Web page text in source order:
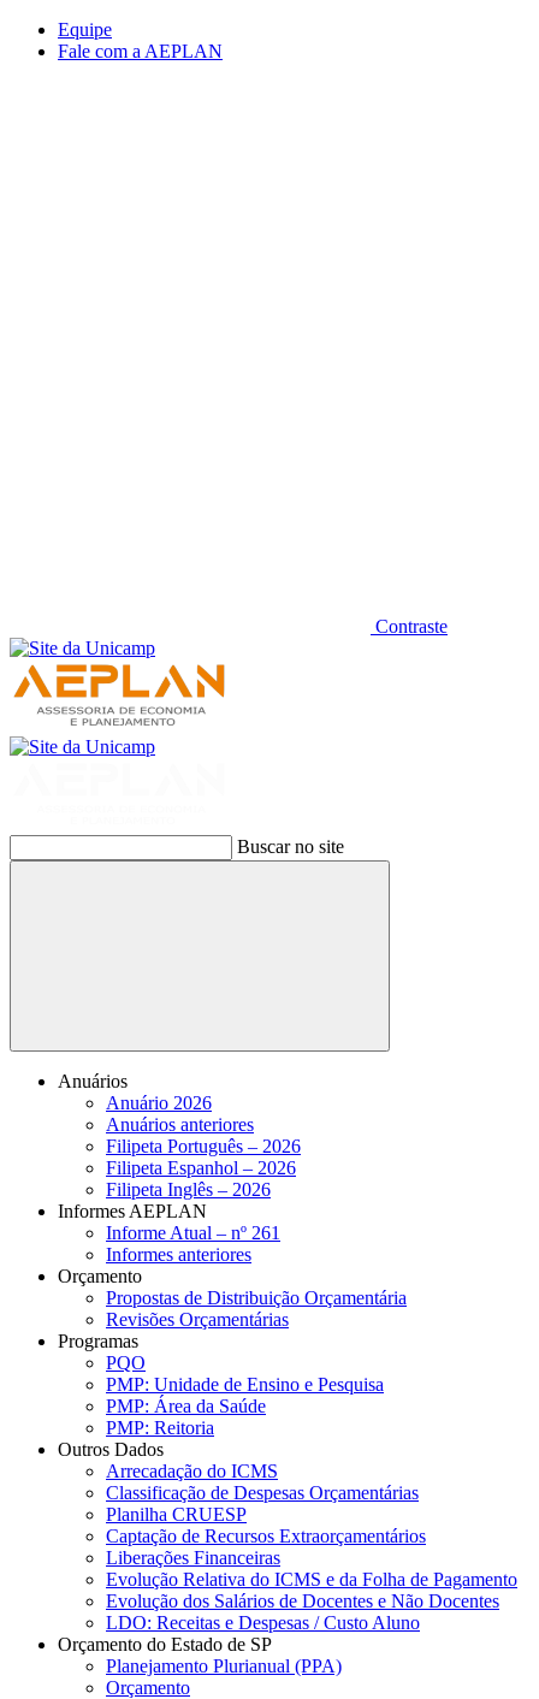
Conteúdo principal
Equipe
Fale com a AEPLAN
Contraste
Buscar no site
Buscar
Anuários
Anuário 2026
Anuários anteriores
Filipeta Português – 2026
Filipeta Espanhol – 2026
Filipeta Inglês – 2026
Informes AEPLAN
Informe Atual – nº 261
Informes anteriores
Orçamento
Propostas de Distribuição Orçamentária
Revisões Orçamentárias
Programas
PQO
PMP: Unidade de Ensino e Pesquisa
PMP: Área da Saúde
PMP: Reitoria
Outros Dados
Arrecadação do ICMS
Classificação de Despesas Orçamentárias
Planilha CRUESP
Captação de Recursos Extraorçamentários
Liberações Financeiras
Evolução Relativa do ICMS e da Folha de Pagamento
Evolução dos Salários de Docentes e Não Docentes
LDO: Receitas e Despesas / Custo Aluno
Orçamento do Estado de SP
Planejamento Plurianual (PPA)
Orçamento